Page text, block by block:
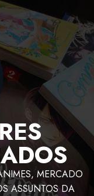
MERCADO
ASSUNTOS DA